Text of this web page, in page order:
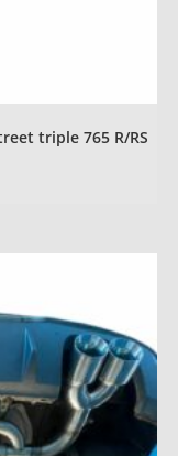
triple 765 R/RS